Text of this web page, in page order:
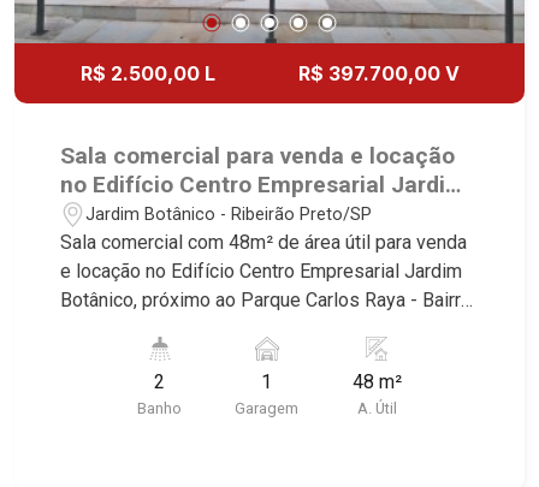
R$ 2.500,00 L R$ 397.700,00 V
Sala comercial para venda e locação
no Edifício Centro Empresarial Jardim
Botânico, próximo ao Parque Carlos
Raya - Ribeirão Preto/SP.
Jardim Botânico - Ribeirão Preto/SP
Sala comercial com 48m² de área útil para venda
e locação no Edifício Centro Empresarial Jardim
Botânico, próximo ao Parque Carlos Raya - Bairro
características deste imóvel que a Martinelli
Imobiliária selecionou para você: - 48m² de área
útil - 2 WCs masculino e feminino - Copa - 1 vaga
2
Banho
1
Garagem
48 m²
A. Útil